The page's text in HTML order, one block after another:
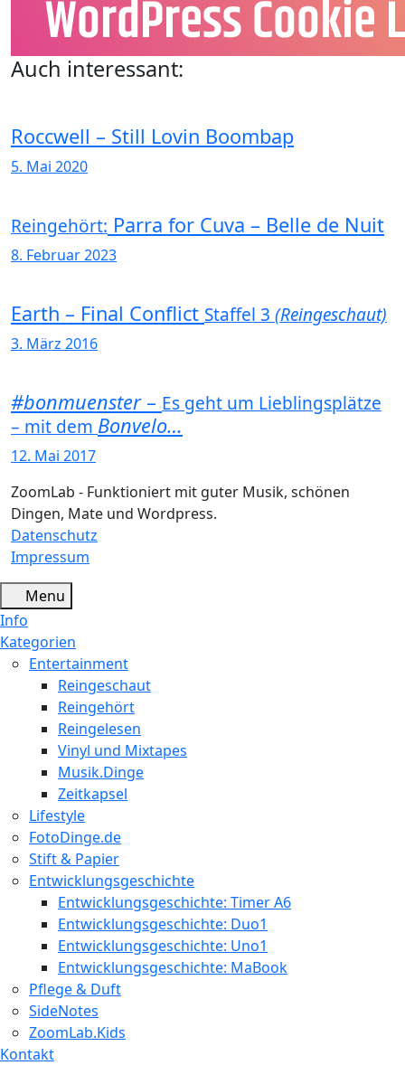
Auch interessant:
Roccwell – Still Lovin Boombap
5. Mai 2020
Reingehört: Parra for Cuva – Belle de Nuit
8. Februar 2023
Earth – Final Conflict Staffel 3 (Reingeschaut)
3. März 2016
#bonmuenster– Es geht um Lieblingsplätze
– mit dem Bonvelo…
12. Mai 2017
ZoomLab - Funktioniert mit guter Musik, schönen
Dingen, Mate und Wordpress.
Datenschutz
Impressum
Menu
Info
Kategorien
Entertainment
Reingeschaut
Reingehört
Reingelesen
Vinyl und Mixtapes
Musik.Dinge
Zeitkapsel
Lifestyle
FotoDinge.de
Stift & Papier
Entwicklungsgeschichte
Entwicklungsgeschichte: Timer A6
Entwicklungsgeschichte: Duo1
Entwicklungsgeschichte: Uno1
Entwicklungsgeschichte: MaBook
Pflege & Duft
SideNotes
ZoomLab.Kids
Kontakt